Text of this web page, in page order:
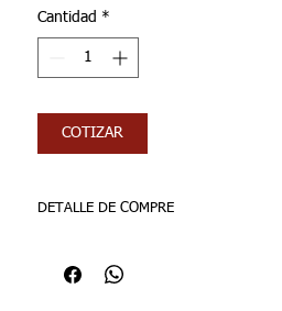
Cantidad *
COTIZAR
DETALLE DE COMPRE
VENTA POR DOCENA